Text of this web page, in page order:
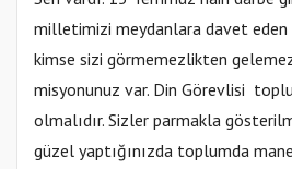
milletimizi meydanlara davet eden
kimse sizi görmemezlikten
misyonunuz var. Din Görevlisi
olmalıdır. Sizler parmakla
güzel yaptığınızda toplumda